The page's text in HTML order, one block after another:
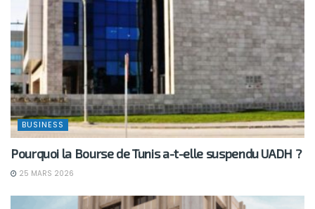
BUSINESS
Pourquoi la Bourse de Tunis a-t-elle suspendu UADH ?
25 MARS 2026